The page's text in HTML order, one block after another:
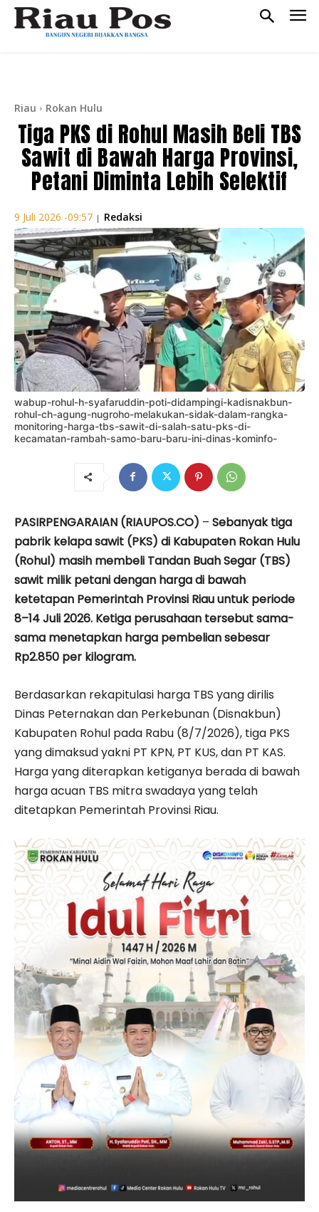
Riau Rokan Hulu
Tiga PKS di Rohul Masih Beli TBS
Sawit di Bawah Harga Provinsi,
Petani Diminta Lebih Selektif
9 Juli 2026 -09:57 | Redaksi
wabup-rohul-h-syafaruddin-poti-didampingi-kadisnakbun-
rohul-ch-agung-nugroho-melakukan-sidak-dalam-rangka-
monitoring-harga-tbs-sawit-di-salah-satu-pks-di-
kecamatan-rambah-samo-baru-baru-ini-dinas-kominfo-
PASIRPENGARAIAN (RIAUPOS.CO) – Sebanyak tiga
pabrik kelapa sawit (PKS) di Kabupaten Rokan Hulu
(Rohul) masih membeli Tandan Buah Segar (TBS)
sawit milik petani dengan harga di bawah
ketetapan Pemerintah Provinsi Riau untuk periode
8–14 Juli 2026. Ketiga perusahaan tersebut sama-
sama menetapkan harga pembelian sebesar
Rp2.850 per kilogram.
Berdasarkan rekapitulasi harga TBS yang dirilis
Dinas Peternakan dan Perkebunan (Disnakbun)
Kabupaten Rohul pada Rabu (8/7/2026), tiga PKS
yang dimaksud yakni PT KPN, PT KUS, dan PT KAS.
Harga yang diterapkan ketiganya berada di bawah
harga acuan TBS mitra swadaya yang telah
ditetapkan Pemerintah Provinsi Riau.